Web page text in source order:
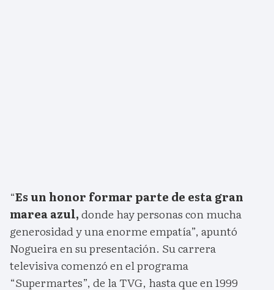
“Es un honor formar parte de esta gran
marea azul,donde hay personas con mucha
generosidad y una enorme empatía”, apuntó
Nogueira en su presentación. Su carrera
televisiva comenzó en el programa
“Supermartes”, de la TVG, hasta que en 1999